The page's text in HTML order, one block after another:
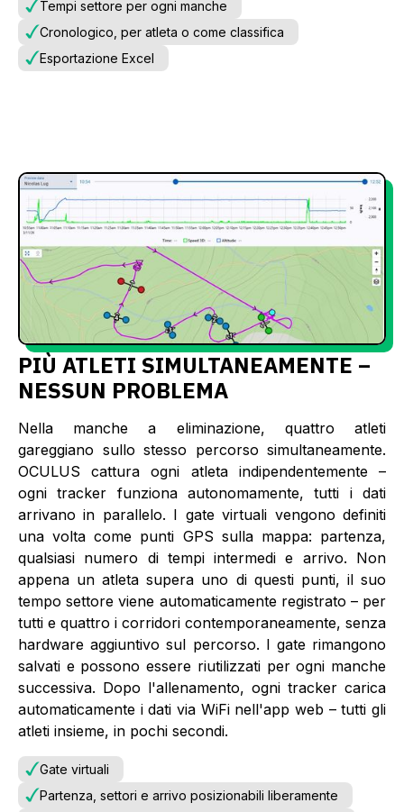
Tempi settore per ogni manche
Cronologico, per atleta o come classifica
Esportazione Excel
PIÙ ATLETI SIMULTANEAMENTE –
NESSUN PROBLEMA
Nella manche a eliminazione, quattro atleti
gareggiano sullo stesso percorso simultaneamente.
OCULUS cattura ogni atleta indipendentemente –
ogni tracker funziona autonomamente, tutti i dati
arrivano in parallelo. I gate virtuali vengono definiti
una volta come punti GPS sulla mappa: partenza,
qualsiasi numero di tempi intermedi e arrivo. Non
appena un atleta supera uno di questi punti, il suo
tempo settore viene automaticamente registrato – per
tutti e quattro i corridori contemporaneamente, senza
hardware aggiuntivo sul percorso. I gate rimangono
salvati e possono essere riutilizzati per ogni manche
successiva. Dopo l'allenamento, ogni tracker carica
automaticamente i dati via WiFi nell'app web – tutti gli
atleti insieme, in pochi secondi.
Gate virtuali
Partenza, settori e arrivo posizionabili liberamente